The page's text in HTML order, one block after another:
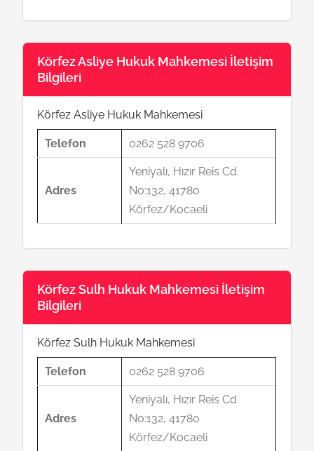
Körfez Asliye Hukuk Mahkemesi İletişim
Bilgileri
Körfez Asliye Hukuk Mahkemesi
Telefon 0262 528 9706
Adres
Yeniyalı, Hızır Reis Cd.
No:132, 41780
Körfez/Kocaeli
Körfez Sulh Hukuk Mahkemesi İletişim
Bilgileri
Körfez Sulh Hukuk Mahkemesi
Telefon 0262 528 9706
Adres
Yeniyalı, Hızır Reis Cd.
No:132, 41780
Körfez/Kocaeli